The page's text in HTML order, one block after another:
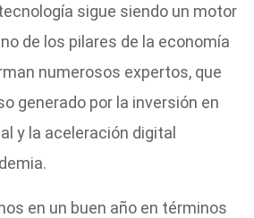
sigue siendo un motor
de los pilares de la economía
numerosos expertos, que
generado por la inversión en
y la aceleración digital
en un buen año en términos